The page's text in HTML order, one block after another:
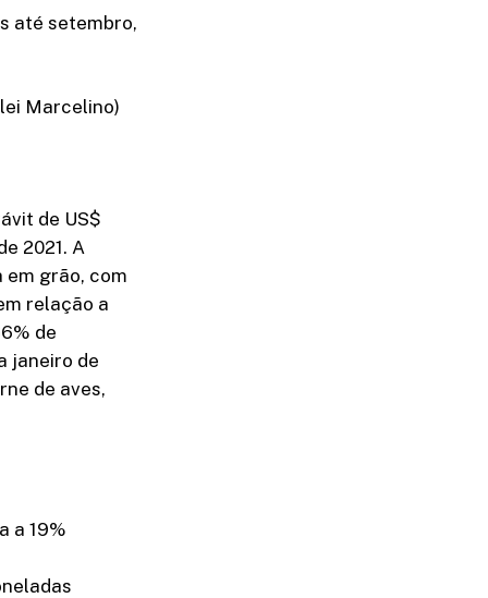
até setembro,
Marcelino)
de US$
2021. A
em grão, com
relação a
de
janeiro de
de aves,
a 19%